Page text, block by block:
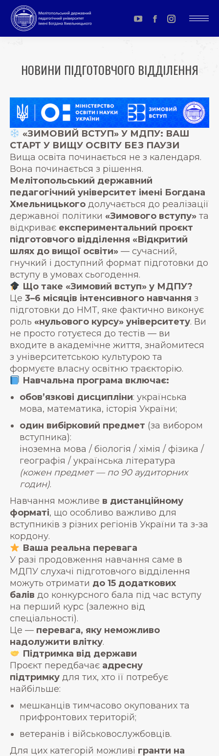
YouTube
page
in
window
Facebook
page
in
window
Instagram
page
in
window
НОВИНИ ПІДГОТОВЧОГО ВІДДІЛЕННЯ
«ЗИМОВИЙ ВСТУП» У МДПУ: ВАШ
СТАРТ У ВИЩУ ОСВІТУ БЕЗ ПАУЗИ
Вища освіта починається не з календаря.
Вона починається з рішення.
Мелітопольський державний
педагогічний університет імені Богдана
Хмельницького долучається до реалізації
державної політики «Зимового вступу» та
відкриває експериментальний проєкт
підготовчого відділення «Відкритий
шлях до вищої освіти» — сучасний,
гнучкий і доступний формат підготовки до
вступу в умовах сьогодення.
Що таке «Зимовий вступ» у МДПУ?
Це 3–6 місяців інтенсивного навчання з
підготовки до НМТ, яке фактично виконує
роль «нульового курсу» університету. Ви
не просто готуєтеся до тестів — ви
входите в академічне життя, знайомитеся
з університетською культурою та
формуєте власну освітню траєкторію.
Навчальна програма включає:
обов’язкові дисципліни: українська
мова, математика, історія України;
один вибірковий предмет (за вибором
вступника):
іноземна мова / біологія / хімія / фізика /
географія / українська література
(кожен предмет — по 90 аудиторних
годин).
Навчання можливе в дистанційному
форматі, що особливо важливо для
вступників з різних регіонів України та з-за
кордону.
Ваша реальна перевага
У разі продовження навчання саме в
МДПУ слухачі підготовчого відділення
можуть отримати до 15 додаткових
балів до конкурсного бала під час вступу
на перший курс (залежно від
спеціальності).
Це — перевага, яку неможливо
надолужити влітку.
Підтримка від держави
Проєкт передбачає адресну
підтримку для тих, хто її потребує
найбільше:
мешканців тимчасово окупованих та
прифронтових територій;
ветеранів і військовослужбовців.
Для цих категорій можливі гранти на